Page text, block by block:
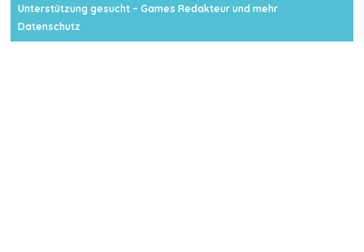
Unterstützung gesucht – Games Redakteur und mehr
Datenschutz